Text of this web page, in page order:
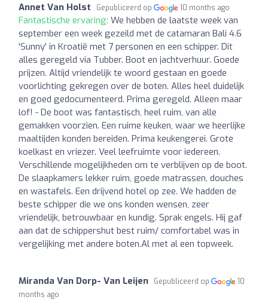
Annet Van Holst Gepubliceerd op 10 months ago
Fantastische ervaring: We hebben de laatste week van
september een week gezeild met de catamaran Bali 4.6
'Sunny' in Kroatië met 7 personen en een schipper. Dit
alles geregeld via Tubber. Boot en jachtverhuur. Goede
prijzen. Altijd vriendelijk te woord gestaan en goede
voorlichting gekregen over de boten. Alles heel duidelijk
en goed gedocumenteerd. Prima geregeld. Alleen maar
lof! - De boot was fantastisch, heel ruim, van alle
gemakken voorzien. Een ruime keuken, waar we heerlijke
maaltijden konden bereiden. Prima keukengerei. Grote
koelkast en vriezer. Veel leefruimte voor iedereen.
Verschillende mogelijkheden om te verblijven op de boot.
De slaapkamers lekker ruim, goede matrassen, douches
en wastafels. Een drijvend hotel op zee. We hadden de
beste schipper die we ons konden wensen, zeer
vriendelijk, betrouwbaar en kundig. Sprak engels. Hij gaf
aan dat de schippershut best ruim/ comfortabel was in
vergelijking met andere boten.Al met al een topweek.
Miranda Van Dorp- Van Leijen Gepubliceerd op
10
months ago